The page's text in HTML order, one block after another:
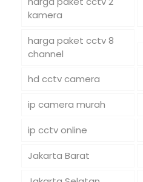
kamera
harga paket cctv 8
channel
hd cctv camera
ip camera murah
ip cctv online
Jakarta Barat